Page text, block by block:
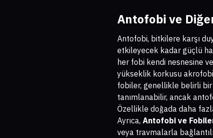
Antofobi ve
Antofobi, bitkilere karşı
etkileyecek kadar güçlü
her fobi kendi nesnesine
yükseklik korkusu akrofobi
fobiler, genellikle belirli bir
tanımlanabilir, ancak
Özellikle doğada daha
Ayrıca, Antofobi ve
veya travmalarla